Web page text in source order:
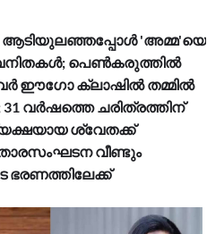
ആടിയുലഞ്ഞപ്പോള്‍ 'അമ്മ'യെ
വനിതകള്‍; പെണ്‍കരുത്തില്‍
ഈഗോ ക്ലാഷില്‍ തമ്മില്‍
31 വര്‍ഷത്തെ ചരിത്രത്തിന്
ശ്വേതക്ക്
താരസംഘടന വീണ്ടും
ഭരണത്തിലേക്ക്